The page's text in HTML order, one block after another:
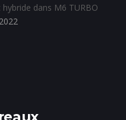
dans M6 TURBO